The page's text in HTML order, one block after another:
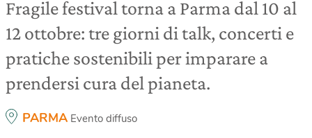
Fragile festival torna a Parma dal 10 al
12 ottobre: tre giorni di talk, concerti e
pratiche sostenibili per imparare a
prendersi cura del pianeta.
PARMA Evento diffuso